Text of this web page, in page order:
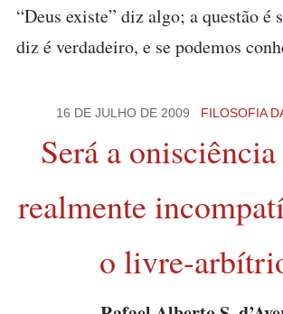
“Deus existe” diz algo; a questão é
diz é verdadeiro, e se podemos
16 DE JULHO DE 2009 FILOSOFIA
Será a
realmente
o livre-